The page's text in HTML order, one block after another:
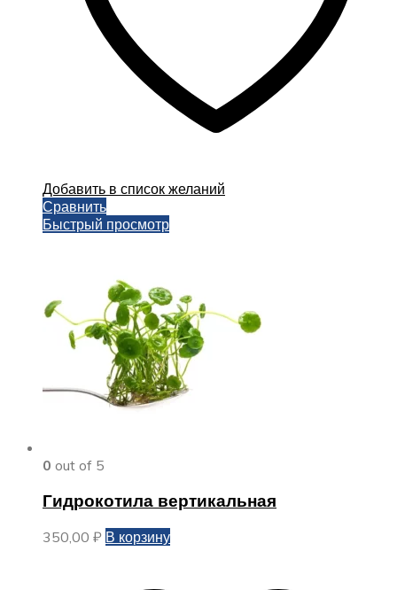
Добавить в список желаний
Сравнить
Быстрый просмотр
0 out of 5
Гидрокотила вертикальная
350,00 ₽ В корзину